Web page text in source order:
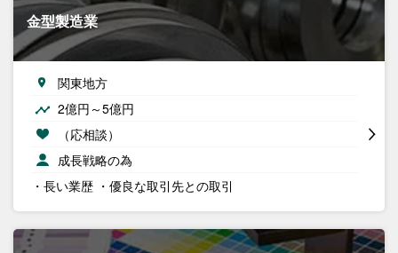
金型製造業
関東地方
2億円～5億円
（応相談）
成長戦略の為
・長い業歴 ・優良な取引先との取引